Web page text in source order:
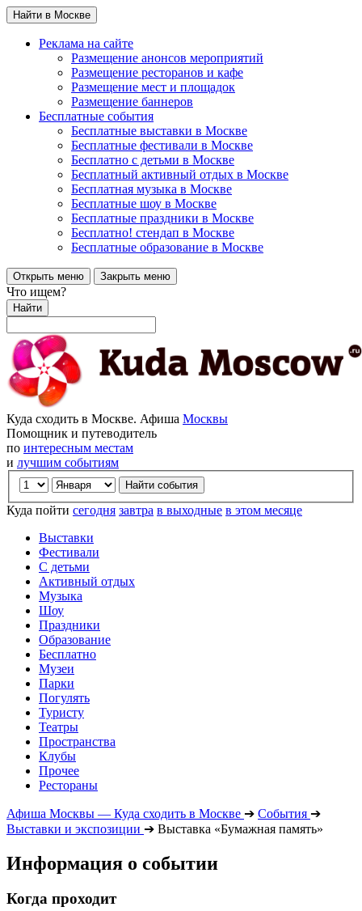
Найти в Москве
Реклама на сайте
Размещение анонсов мероприятий
Размещение ресторанов и кафе
Размещение мест и площадок
Размещение баннеров
Бесплатные события
Бесплатные выставки в Москве
Бесплатные фестивали в Москве
Бесплатно с детьми в Москве
Бесплатный активный отдых в Москве
Бесплатная музыка в Москве
Бесплатные шоу в Москве
Бесплатные праздники в Москве
Бесплатно! стендап в Москве
Бесплатные образование в Москве
Открыть меню Закрыть меню
Что ищем?
Найти
Куда сходить в Москве. Афиша Москвы
Помощник и путеводитель
по интересным местам
и лучшим событиям
Куда пойти сегодня завтра в выходные в этом месяце
Выставки
Фестивали
С детьми
Активный отдых
Музыка
Шоу
Праздники
Образование
Бесплатно
Музеи
Парки
Погулять
Туристу
Театры
Пространства
Клубы
Прочее
Рестораны
Афиша Москвы — Куда сходить в Москве ➔ События ➔
Выставки и экспозиции ➔ Выставка «Бумажная память»
Информация о событии
Когда проходит